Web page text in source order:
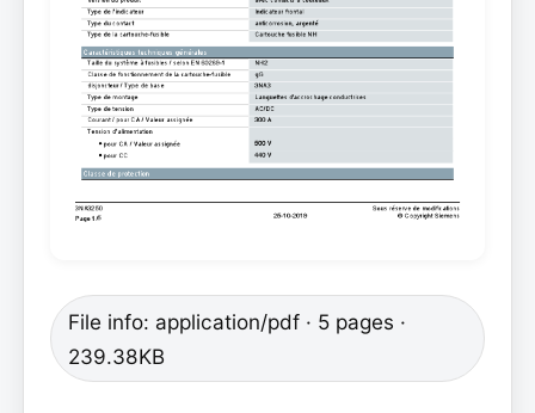
File info: application/pdf · 5 pages ·
239.38KB